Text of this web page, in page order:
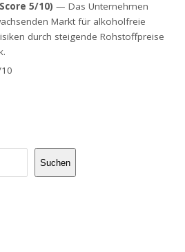
5/10) — Das Unternehmen
Markt für alkoholfreie
durch steigende Rohstoffpreise
Suchen